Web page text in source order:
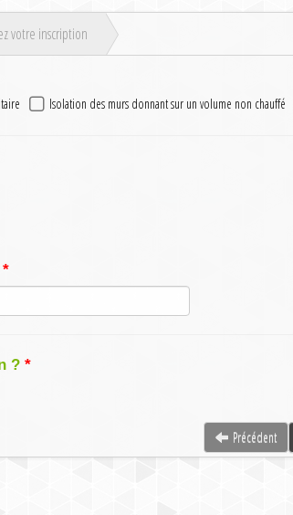
votre inscription
Isolation des murs donnant sur un volume non chauffé
?
Précédent